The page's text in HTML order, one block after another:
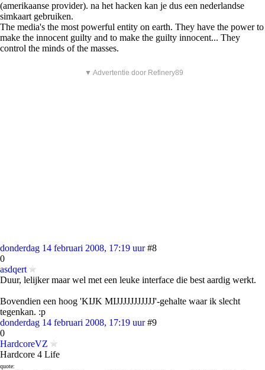
(amerikaanse provider). na het hacken kan je dus een nederlandse
simkaart gebruiken.
The media's the most powerful entity on earth. They have the power to
make the innocent guilty and to make the guilty innocent... They
control the minds of the masses.
▼ Advertentie door Refinery89
donderdag 14 februari 2008, 17:19 uur #8
0
asdqert
Duur, lelijker maar wel met een leuke interface die best aardig werkt.
Bovendien een hoog 'KIJK MIJJJJJJJJJJJ'-gehalte waar ik slecht
tegenkan. :p
donderdag 14 februari 2008, 17:19 uur #9
0
HardcoreVZ
Hardcore 4 Life
quote: